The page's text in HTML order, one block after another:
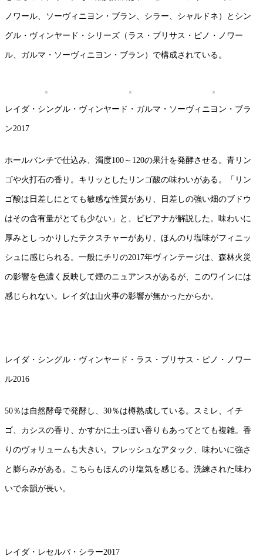
ノワール、ソーヴィニヨン・ブラン、シラー、シャルドネ）とシン
グル・ヴィンヤード・シリーズ（ラス・ブリサス・ピノ・ノワー
ル、ガルマ・ソーヴィニヨン・ブラン）で構成されている。
レイダ・シングル・ヴィンヤード・ガルマ・ソーヴィニヨン・ブラ
ン2017
ホールバンチで仕込み、濁度100～120の果汁を発酵させる。青リン
ゴや火打石の香り。キリッとしたリンゴ酸の味わいがある。「リン
ゴ酸は日差しにとても敏感な性質があり、日差しの強い畑のブドウ
はその含有量がとても少ない」と、ビビアナが解説した。味わいに
厚みとしっかりしたテクスチャーがあり、ほんのり塩味がフィニッ
シュに感じられる。一般にチリの2017年ヴィンテージは、森林火災
の影響を色濃く反映して煙のニュアンスがあるが、このワインには
感じられない。レイダは山火事の影響が無かったからか。
レイダ・シングル・ヴィンヤード・ラス・ブリサス・ピノ・ノワー
ル2016
50％は自然酵母で発酵し、30％は樽熟成している。スミレ、イチ
ゴ、カシスの香り、かすかに土っぽい香りもあってとても複雑。香
りのヴォリュームも大きい。フレッシュなアタック、味わいに強さ
と膨らみがある。こちらもほんのり塩気を感じる。洗練された味わ
いで余韻が長い。
レイダ・レセルバ・シラー2017